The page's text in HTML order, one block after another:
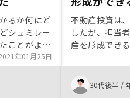
るか何にど
シュミレー
ことがよか
引きします
心感があり
年01月25日
不動産投資は
したが、担当
産を形成でき
は特に何もせ
できるところ
30代後半 /